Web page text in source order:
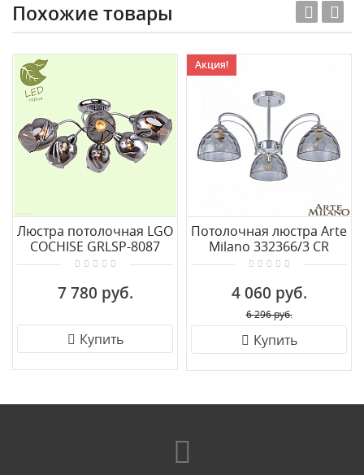
Похожие товары
Люстра потолочная LGO
COCHISE GRLSP-8087
7 780 руб.
Купить
Акция!
Потолочная люстра Arte
Milano 332366/3 CR
4 060 руб.
6 296 руб.
Купить